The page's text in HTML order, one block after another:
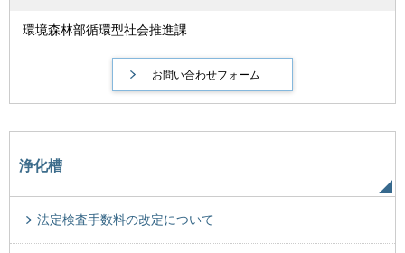
環境森林部循環型社会推進課
浄化槽
法定検査手数料の改定について